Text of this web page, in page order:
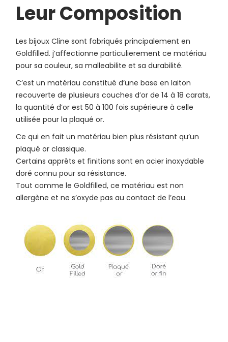
Leur Composition
Les bijoux Cline sont fabriqués principalement en
Goldfilled. j’affectionne particulierement ce matériau
pour sa couleur, sa malleabilite et sa durabilité.
C’est un matériau constitué d’une base en laiton
recouverte de plusieurs couches d’or de 14 à 18 carats,
la quantité d’or est 50 à 100 fois supérieure à celle
utilisée pour la plaqué or.
Ce qui en fait un matériau bien plus résistant qu’un
plaqué or classique.
Certains apprêts et finitions sont en acier inoxydable
doré connu pour sa résistance.
Tout comme le Goldfilled, ce matériau est non
allergène et ne s’oxyde pas au contact de l’eau.